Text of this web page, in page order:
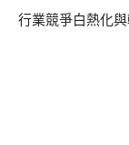
行業競爭白熱化